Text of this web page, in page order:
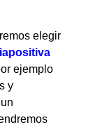
elegir
ejemplo
y